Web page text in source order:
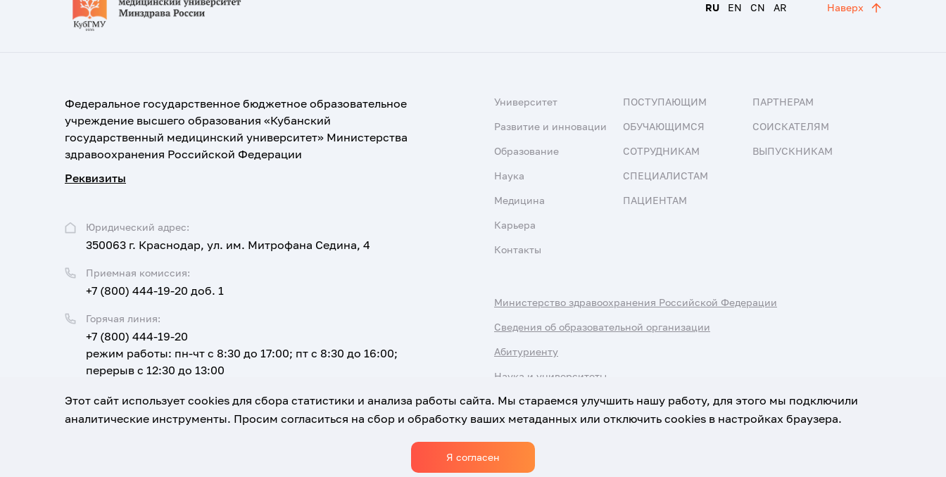
RU EN CN AR Наверх
Федеральное государственное бюджетное образовательное
учреждение высшего образования «Кубанский
государственный медицинский университет» Министерства
здравоохранения Российской Федерации
Реквизиты
Юридический адрес:
350063 г. Краснодар, ул. им. Митрофана Седина, 4
Приемная комиссия:
+7 (800) 444-19-20 доб. 1
Горячая линия:
+7 (800) 444-19-20
режим работы: пн-чт с 8:30 до 17:00; пт с 8:30 до 16:00;
перерыв с 12:30 до 13:00
Email:
corpus@ksma.ru
Университет
Развитие и инновации
Образование
Наука
Медицина
Карьера
Контакты
ПОСТУПАЮЩИМ
ОБУЧАЮЩИМСЯ
СОТРУДНИКАМ
СПЕЦИАЛИСТАМ
ПАЦИЕНТАМ
ПАРТНЕРАМ
СОИСКАТЕЛЯМ
ВЫПУСКНИКАМ
Министерство здравоохранения Российской Федерации
Сведения об образовательной организации
Абитуриенту
Наука и университеты
Политика обработки персональных данных
Этот сайт использует cookies для сбора статистики и анализа работы сайта. Мы стараемся улучшить нашу работу, для этого мы подключили
аналитические инструменты. Просим согласиться на сбор и обработку ваших метаданных или отключить cookies в настройках браузера.
Я согласен